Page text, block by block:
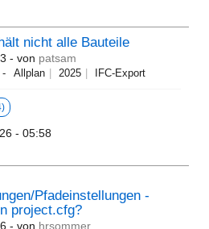
nicht alle Bauteile
- von patsam
Allplan 2025 IFC-Export
- 05:58
Pfadeinstellungen -
project.cfg?
- von hrsommer